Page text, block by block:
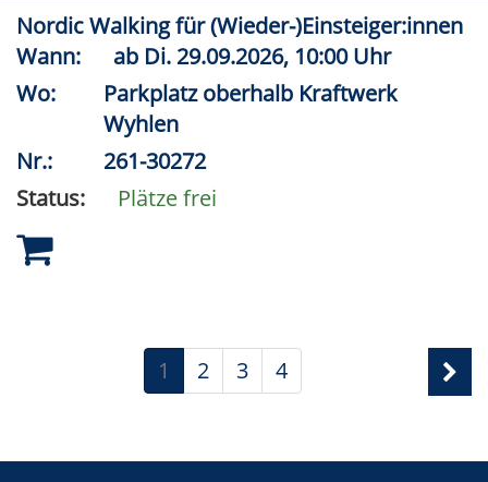
Nordic Walking für (Wieder-)Einsteiger:innen
Wann:
ab Di. 29.09.2026, 10:00 Uhr
Wo:
Parkplatz oberhalb Kraftwerk
Wyhlen
Nr.:
261-30272
Status:
Plätze frei
1 2 3 4